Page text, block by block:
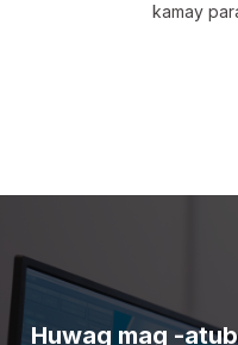
kamay
Huwag mag -